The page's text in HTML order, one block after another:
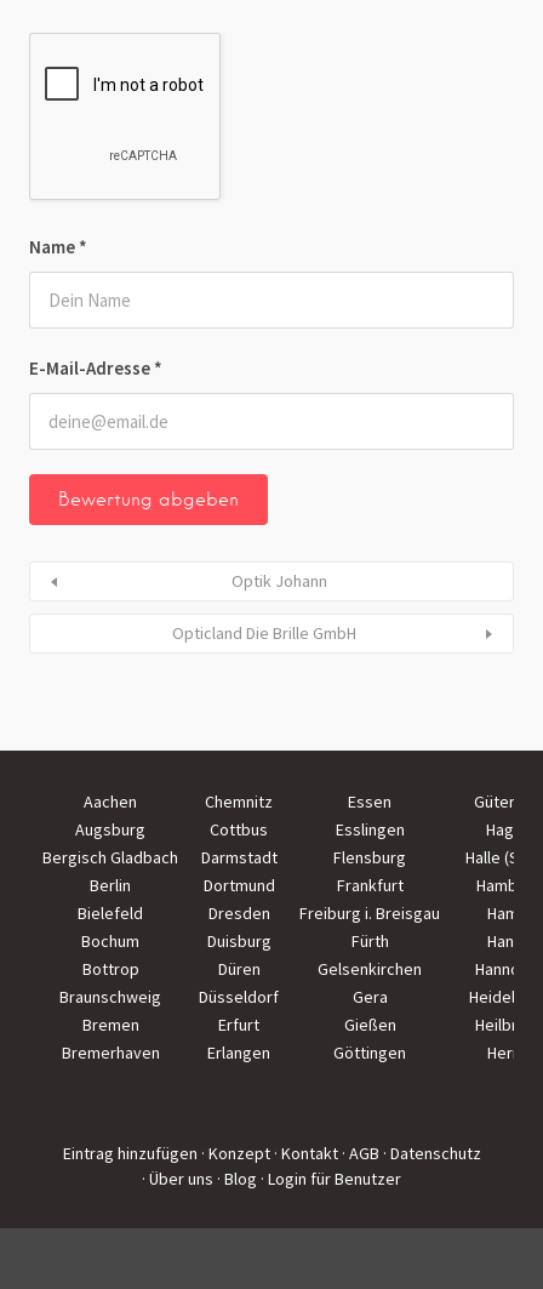
Name *
E-Mail-Adresse *
Optik Johann
Opticland Die Brille GmbH
Aachen Chemnitz Essen
Augsburg
Cottbus Esslingen
Hagen
Bergisch Gladbach
Darmstadt Flensburg
Halle
Berlin
Dortmund Frankfurt
Hamburg
Bielefeld
Dresden Freiburg i. Breisgau
Hamm
Bochum
Duisburg Fürth
Hanau
Bottrop
Düren Gelsenkirchen
Hannover
Braunschweig
Düsseldorf Gera
Bremen
Erfurt Gießen
Heilbronn
Bremerhaven
Erlangen Göttingen Herne
Eintrag hinzufügen · Konzept · Kontakt · AGB · Datenschutz
· Über uns · Blog · Login für Benutzer